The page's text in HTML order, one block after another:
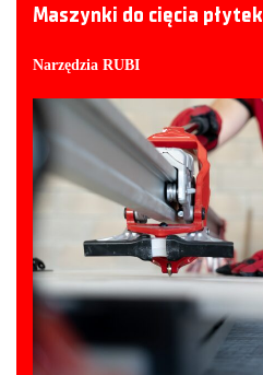
Maszynki do cięcia płytek
Narzędzia RUBI